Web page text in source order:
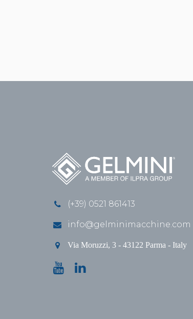
(+39) 0521 861413
info@gelminimacchine.com
Via Moruzzi, 3 - 43122 Parma - Italy